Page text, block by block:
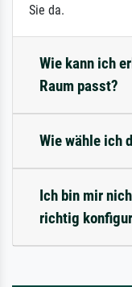
Sie da.
Wie kann ich
Raum passt?
Wie wähle ich
Ich bin mir
richtig